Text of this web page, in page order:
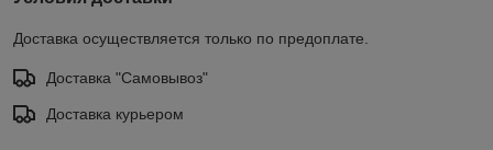
Доставка осуществляется только по предоплате.
Доставка "Самовывоз"
Доставка курьером